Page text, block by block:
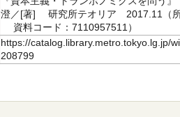
澄／[著] 研究所テオリア 2017.11（
資料コード：7110957511）
https://catalog.library.metro.tokyo.lg.jp/
208799